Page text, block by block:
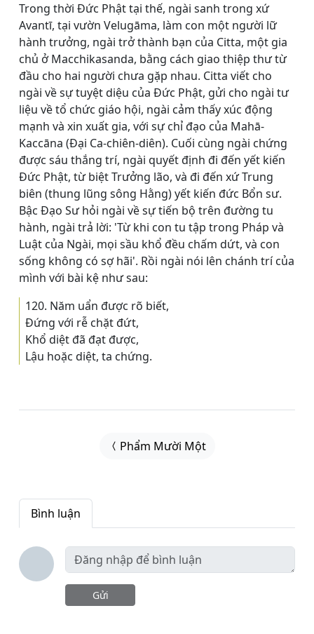
Trong thời Đức Phật tại thế, ngài sanh trong xứ
Avantī, tại vườn Velugāma, làm con một người lữ
hành trưởng, ngài trở thành bạn của Citta, một gia
chủ ở Macchikasanda, bằng cách giao thiệp thư từ
đầu cho hai người chưa gặp nhau. Citta viết cho
ngài về sự tuyệt diệu của Đức Phật, gửi cho ngài tư
liệu về tổ chức giáo hội, ngài cảm thấy xúc động
mạnh và xin xuất gia, với sự chỉ đạo của Mahā-
Kaccāna (Ðại Ca-chiên-diên). Cuối cùng ngài chứng
được sáu thắng trí, ngài quyết định đi đến yết kiến
Đức Phật, từ biệt Trưởng lão, và đi đến xứ Trung
biên (thung lũng sông Hằng) yết kiến đức Bổn sư.
Bậc Ðạo Sư hỏi ngài về sự tiến bộ trên đường tu
hành, ngài trả lời: 'Từ khi con tu tập trong Pháp và
Luật của Ngài, mọi sầu khổ đều chấm dứt, và con
sống không có sợ hãi'. Rồi ngài nói lên chánh trí của
mình với bài kệ như sau:
120. Năm uẩn được rõ biết,
Ðứng với rễ chặt đứt,
Khổ diệt đã đạt được,
Lậu hoặc diệt, ta chứng.
Phẩm Mười Một
Bình luận
Gửi